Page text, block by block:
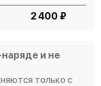
2 400 ₽
и не
только с